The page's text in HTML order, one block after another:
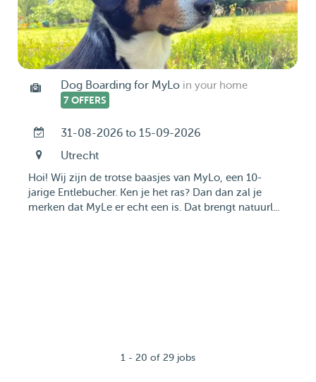
Dog Boarding for MyLo in your home
7 OFFERS
31-08-2026 to 15-09-2026
Utrecht
Hoi! Wij zijn de trotse baasjes van MyLo, een 10-
jarige Entlebucher. Ken je het ras? Dan dan zal je
merken dat MyLe er echt een is. Dat brengt natuurl...
1 - 20 of 29 jobs